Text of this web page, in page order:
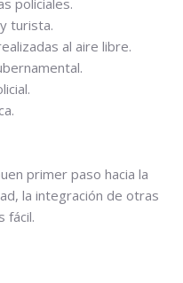
turista.
al aire libre.
primer paso hacia la
la integración de otras
fácil.